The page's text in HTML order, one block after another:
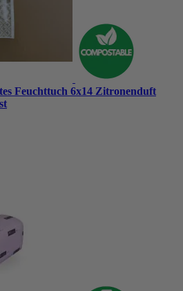
Feuchttuch 6x14 Zitronenduft